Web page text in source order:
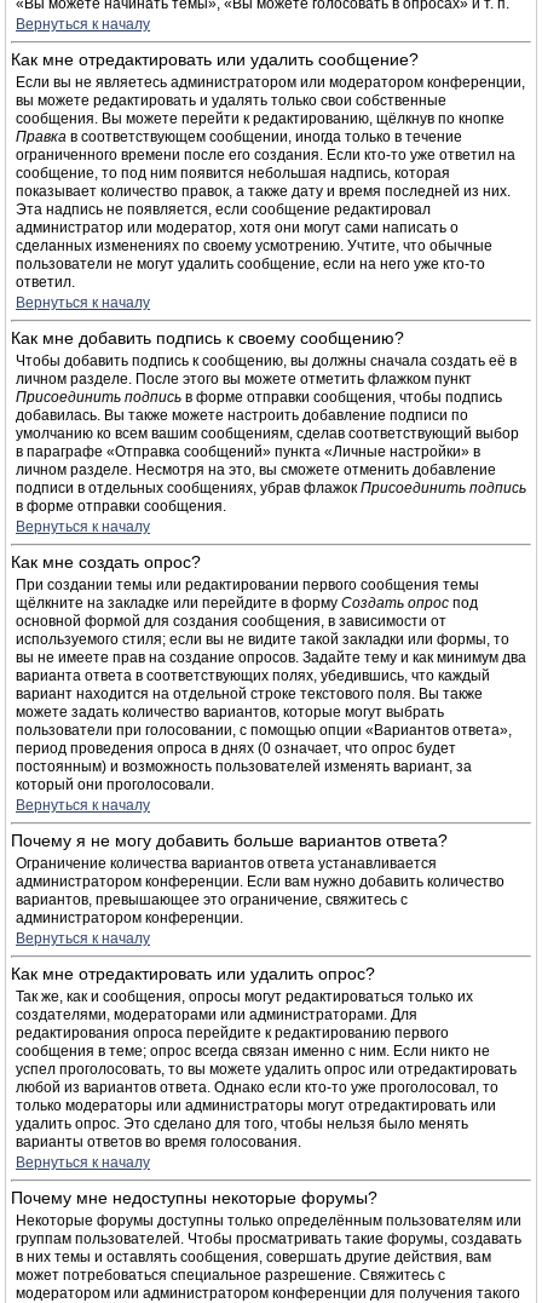
«Вы можете начинать темы», «Вы можете голосовать в опросах» и т. п.
Вернуться к началу
Как мне отредактировать или удалить сообщение?
Если вы не являетесь администратором или модератором конференции,
вы можете редактировать и удалять только свои собственные
сообщения. Вы можете перейти к редактированию, щёлкнув по кнопке
Правка в соответствующем сообщении, иногда только в течение
ограниченного времени после его создания. Если кто-то уже ответил на
сообщение, то под ним появится небольшая надпись, которая
показывает количество правок, а также дату и время последней из них.
Эта надпись не появляется, если сообщение редактировал
администратор или модератор, хотя они могут сами написать о
сделанных изменениях по своему усмотрению. Учтите, что обычные
пользователи не могут удалить сообщение, если на него уже кто-то
ответил.
Вернуться к началу
Как мне добавить подпись к своему сообщению?
Чтобы добавить подпись к сообщению, вы должны сначала создать её в
личном разделе. После этого вы можете отметить флажком пункт
Присоединить подпись в форме отправки сообщения, чтобы подпись
добавилась. Вы также можете настроить добавление подписи по
умолчанию ко всем вашим сообщениям, сделав соответствующий выбор
в параграфе «Отправка сообщений» пункта «Личные настройки» в
личном разделе. Несмотря на это, вы сможете отменить добавление
подписи в отдельных сообщениях, убрав флажок Присоединить подпись
в форме отправки сообщения.
Вернуться к началу
Как мне создать опрос?
При создании темы или редактировании первого сообщения темы
щёлкните на закладке или перейдите в форму Создать опрос под
основной формой для создания сообщения, в зависимости от
используемого стиля; если вы не видите такой закладки или формы, то
вы не имеете прав на создание опросов. Задайте тему и как минимум два
варианта ответа в соответствующих полях, убедившись, что каждый
вариант находится на отдельной строке текстового поля. Вы также
можете задать количество вариантов, которые могут выбрать
пользователи при голосовании, с помощью опции «Вариантов ответа»,
период проведения опроса в днях (0 означает, что опрос будет
постоянным) и возможность пользователей изменять вариант, за
который они проголосовали.
Вернуться к началу
Почему я не могу добавить больше вариантов ответа?
Ограничение количества вариантов ответа устанавливается
администратором конференции. Если вам нужно добавить количество
вариантов, превышающее это ограничение, свяжитесь с
администратором конференции.
Вернуться к началу
Как мне отредактировать или удалить опрос?
Так же, как и сообщения, опросы могут редактироваться только их
создателями, модераторами или администраторами. Для
редактирования опроса перейдите к редактированию первого
сообщения в теме; опрос всегда связан именно с ним. Если никто не
успел проголосовать, то вы можете удалить опрос или отредактировать
любой из вариантов ответа. Однако если кто-то уже проголосовал, то
только модераторы или администраторы могут отредактировать или
удалить опрос. Это сделано для того, чтобы нельзя было менять
варианты ответов во время голосования.
Вернуться к началу
Почему мне недоступны некоторые форумы?
Некоторые форумы доступны только определённым пользователям или
группам пользователей. Чтобы просматривать такие форумы, создавать
в них темы и оставлять сообщения, совершать другие действия, вам
может потребоваться специальное разрешение. Свяжитесь с
модератором или администратором конференции для получения такого